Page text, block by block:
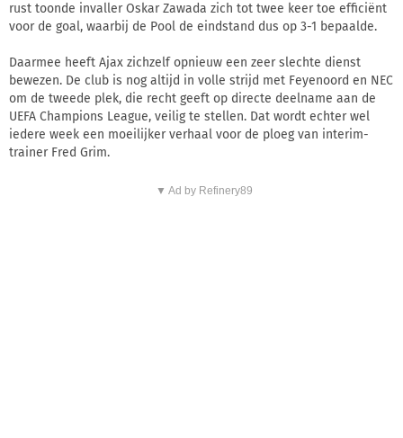
rust toonde invaller Oskar Zawada zich tot twee keer toe efficiënt
voor de goal, waarbij de Pool de eindstand dus op 3-1 bepaalde.
Daarmee heeft Ajax zichzelf opnieuw een zeer slechte dienst
bewezen. De club is nog altijd in volle strijd met Feyenoord en NEC
om de tweede plek, die recht geeft op directe deelname aan de
UEFA Champions League, veilig te stellen. Dat wordt echter wel
iedere week een moeilijker verhaal voor de ploeg van interim-
trainer Fred Grim.
▼ Ad by Refinery89